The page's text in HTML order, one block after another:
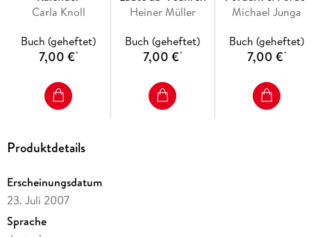
Inhalt
2 Verschiedene Nomen 3 Nomen oder Verb?
4 Nomen suchen 5 Nomen mit verschiedenen Nachsilben
8 Personalpronomen im Singular und im Plural
12 Verschiedene Verben 13 Versteckte Verben
16 Die Zeitformen Präsens, Präteritum und Perfekt
18 Die Zeitformen Perfekt, Plusquamperfekt und Futur
Carla Knoll
Buch (geheftet)
7,00 €*
Heiner Müller
Buch (geheftet)
7,00 €*
Rätseltrainer
Michael Junga
Buch (geheftet)
7,00 €*
Produktdetails
Erscheinungsdatum
23. Juli 2007
Sprache